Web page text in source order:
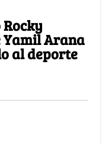
Yamil Arana
al deporte